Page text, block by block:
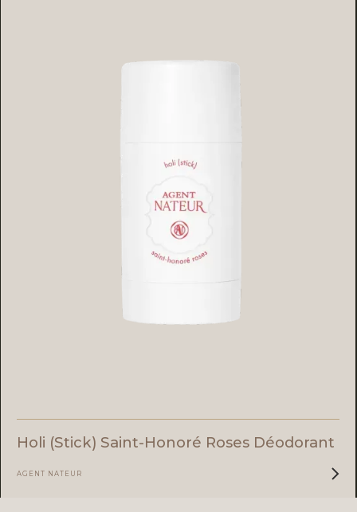
Holi (stick) Saint-Honoré Roses Déodorant
AGENT NATEUR